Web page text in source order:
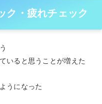
ク・疲れチェック
いると思うことが増えた
うになった